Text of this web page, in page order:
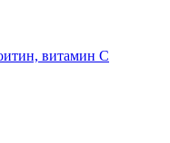
витамин С